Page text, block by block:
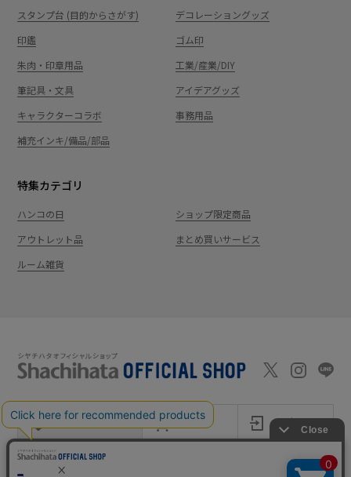
スタンプ台 (目的からさがす)
デコレーショングッズ
印鑑
ゴム印
朱肉・印章用品
工業/産業/DIY
筆記具・文具
アイデアグッズ
キャラクターコラボ
事務用品
補充インキ/備品/部品
特集カテゴリ
ハンコの日
ショップ限定商品
アウトレット品
まとめ買いサービス
ルーム雑貨
新規会員登録 カート ログイン
ショッピングガイド